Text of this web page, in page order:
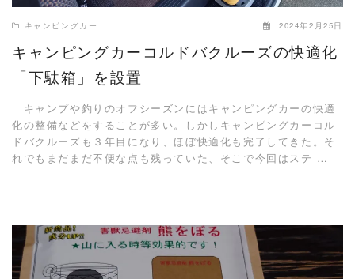
キャンピングカー 2024年2月25日
キャンピングカーコルドバクルーズの快適化
「下駄箱」を設置
キャンプや釣りのオフシーズンにはキャンピングカーの快適
化の整備などをすることが多い。しかしキャンピングカーコル
ドバクルーズも３年目になり、ほぼ快適化も完了してきた。そ
れでもまだまだ不便な点も残っていた、そこで今回はステ …